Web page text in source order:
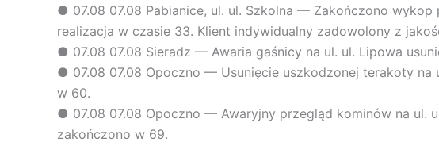
● 07.08 07.08 Pabianice, ul. ul. Szkolna — Zakończono wykop
realizacja w czasie 33. Klient indywidualny zadowolony z
● 07.08 07.08 Sieradz — Awaria gaśnicy na ul. ul. Lipowa
● 07.08 07.08 Opoczno — Usunięcie uszkodzonej terakoty na
w 60.
● 07.08 07.08 Opoczno — Awaryjny przegląd kominów na ul.
zakończono w 69.